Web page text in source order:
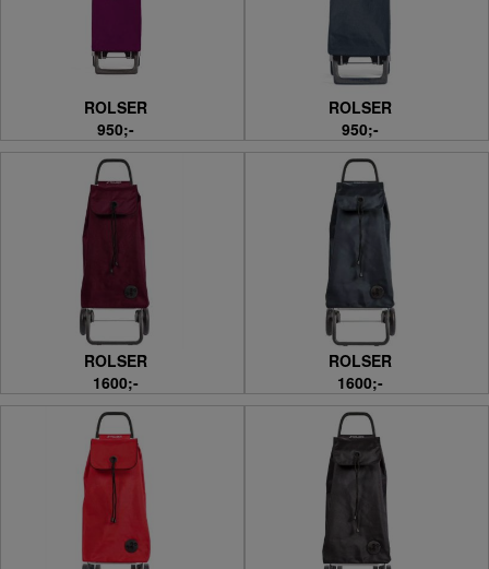
ROLSER
950;-
ROLSER
950;-
ROLSER
1600;-
ROLSER
1600;-